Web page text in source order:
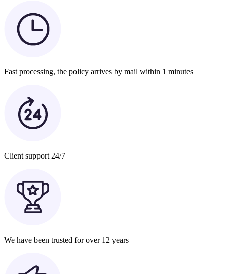
Fast processing, the policy arrives by mail within 1 minutes
Client support 24/7
We have been trusted for over 12 years